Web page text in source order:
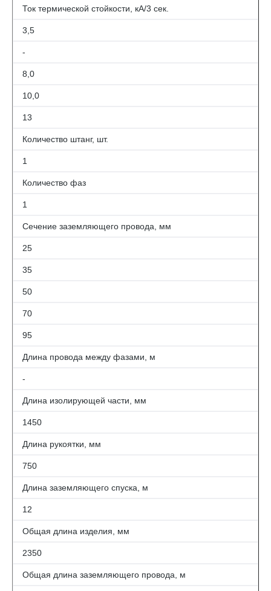
Ток термической стойкости, кА/3 сек.
3,5
-
8,0
10,0
13
Количество штанг, шт.
1
Количество фаз
1
Сечение заземляющего провода, мм
25
35
50
70
95
Длина провода между фазами, м
-
Длина изолирующей части, мм
1450
Длина рукоятки, мм
750
Длина заземляющего спуска, м
12
Общая длина изделия, мм
2350
Общая длина заземляющего провода, м